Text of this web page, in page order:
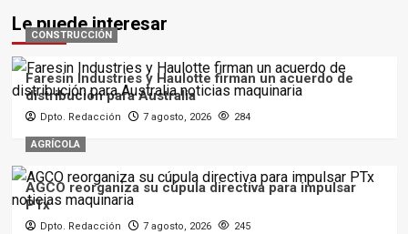
Le puede interesar
CONSTRUCCIÓN
Faresin Industries y Haulotte firman un acuerdo de
distribución para Australia
Dpto. Redacción 7 agosto, 2026 284
AGRÍCOLA
AGCO reorganiza su cúpula directiva para impulsar
PTx
Dpto. Redacción 7 agosto, 2026 245